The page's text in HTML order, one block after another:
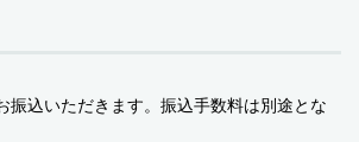
振込いただきます。振込手数料は別途とな